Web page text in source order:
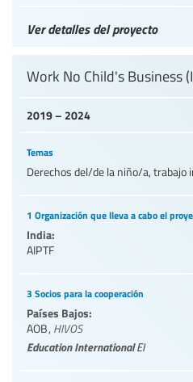
Ver detalles del proyecto
2019 – 2024
Work No Child's Business
Temas
Derechos del/de la niño/a, trabajo
1 Organización que lleva a cabo el
India:
AIPTF
3 Socios para la cooperación
Países Bajos:
AOB, HIVOS
Education InternationalEI